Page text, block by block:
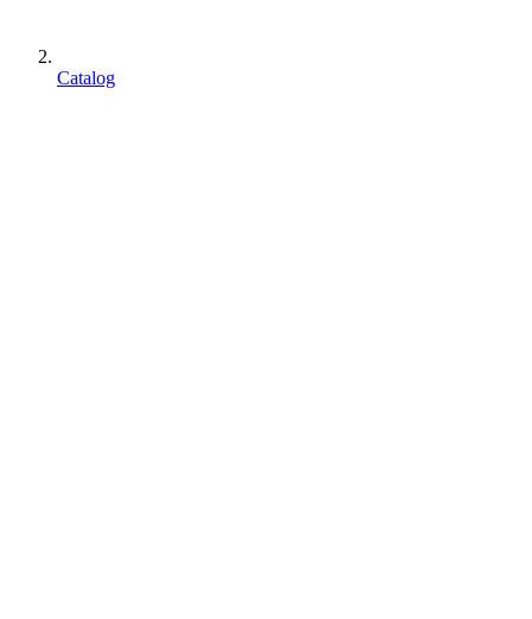
Catalog